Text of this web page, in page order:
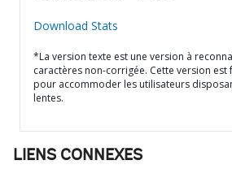
Download Stats
*La version texte est une version à
caractères non-corrigée. Cette version
pour accommoder les utilisateurs
lentes.
LIENS CONNEXES